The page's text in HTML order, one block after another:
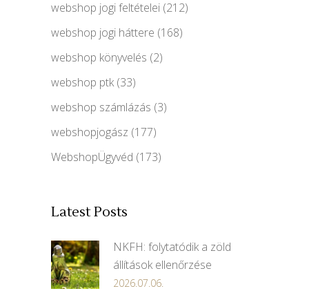
webshop jogi feltételei (212)
webshop jogi háttere (168)
webshop könyvelés (2)
webshop ptk(33)
webshop számlázás (3)
webshopjogász (177)
WebshopÜgyvéd (173)
Latest Posts
NKFH: folytatódik a zöld
állítások ellenőrzése
2026.07.06.